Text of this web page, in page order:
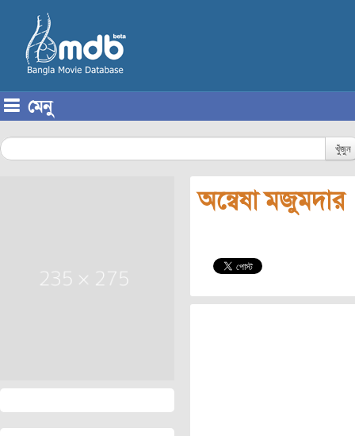
মেনু
খুঁজুন
অন্বেষা মজুমদার